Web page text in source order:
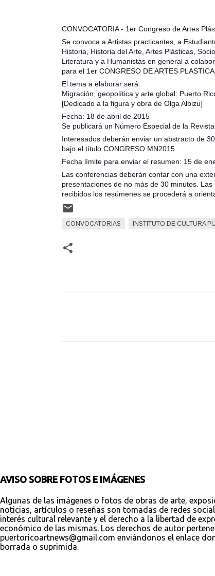
CONVOCATORIA - 1er Congreso de Artes
Se convoca a Artistas practicantes, a
Historia, Historia del Arte, Artes Plásticas,
Literatura y a Humanistas en general a
para el 1er CONGRESO DE ARTES
El tema a elaborar será:
Migración, geopolítica y arte global: Puerto
[Dedicado a la figura y obra de Olga Albizu]
Fecha: 18 de abril de 2015
Se publicará un Número Especial de la
Interesados deberán enviar un abstracto de
bajo el título CONGRESO MN2015
Fecha límite para enviar el resumen: 15 de
Las conferencias deberán contar con una
presentaciones de no más de 30 minutos.
recibidos los resúmenes se procederá a
CONVOCATORIAS INSTITUTO DE CULTURA
AVISO SOBRE FOTOS E IMÁGENES
Algunas de las imágenes o fotos de obras de arte,
noticias, artículos o reseñas son tomadas de redes
interés cultural relevante y el derecho a la libertad de
económico de las mismas. Los derechos de autor
puertoricoartnews@gmail.com enviándonos el enlace
borrada o suprimida.